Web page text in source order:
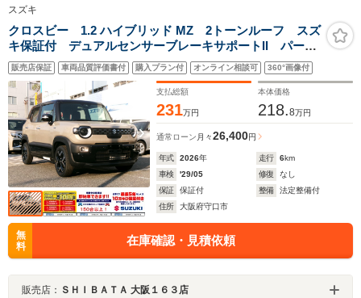
ートエアコン/ベンチ
シート/エンジンスタ
ートボタン
続/ETC/EBD付ABS/横
滑り防止装置
ライブレコー
外/ヘッドラン
LED/USBジャ
スズキ
クロスビー 1.2 ハイブリッド MZ 2トーンルーフ スズ
キ保証付 デュアルセンサーブレーキサポートII パーキ
ングセンサー ブラインドスポットモニター アダプテ
ィブクルーズコントロール 電動パーキングブレーキ
LEDヘッドランプ
販売店保証 車両品質評価書付 購入プラン付 オンライン相談可 360°画像付
支払総額
231万円
本体価格
218.8万円
通常ローン 月々26,400円
年式 2026年 走行 6km
車検
'29/05 修復
なし
保証
保証付 整備
法定整備付
住所
大阪府守口市
無
料
在庫確認・見積依頼
販売店： ＳＨＩＢＡＴＡ 大阪１６３店